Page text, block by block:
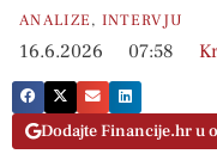
ANALIZE, INTERVJU
16.6.2026 07:58
Dodajte Financije.hr u